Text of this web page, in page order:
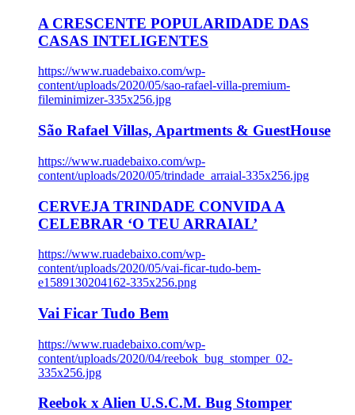
A CRESCENTE POPULARIDADE DAS
CASAS INTELIGENTES
https://www.ruadebaixo.com/wp-
content/uploads/2020/05/sao-rafael-villa-premium-
fileminimizer-335x256.jpg
São Rafael Villas, Apartments & GuestHouse
https://www.ruadebaixo.com/wp-
content/uploads/2020/05/trindade_arraial-335x256.jpg
CERVEJA TRINDADE CONVIDA A
CELEBRAR ‘O TEU ARRAIAL’
https://www.ruadebaixo.com/wp-
content/uploads/2020/05/vai-ficar-tudo-bem-
e1589130204162-335x256.png
Vai Ficar Tudo Bem
https://www.ruadebaixo.com/wp-
content/uploads/2020/04/reebok_bug_stomper_02-
335x256.jpg
Reebok x Alien U.S.C.M. Bug Stomper